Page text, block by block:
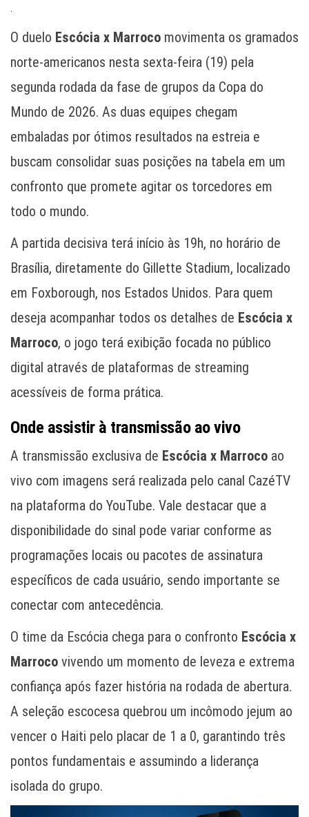
.
O duelo Escócia x Marroco movimenta os gramados
norte-americanos nesta sexta-feira (19) pela
segunda rodada da fase de grupos da Copa do
Mundo de 2026. As duas equipes chegam
embaladas por ótimos resultados na estreia e
buscam consolidar suas posições na tabela em um
confronto que promete agitar os torcedores em
todo o mundo.
A partida decisiva terá início às 19h, no horário de
Brasília, diretamente do Gillette Stadium, localizado
em Foxborough, nos Estados Unidos. Para quem
deseja acompanhar todos os detalhes de Escócia x
Marroco, o jogo terá exibição focada no público
digital através de plataformas de streaming
acessíveis de forma prática.
Onde assistir à transmissão ao vivo
A transmissão exclusiva de Escócia x Marroco ao
vivo com imagens será realizada pelo canal CazéTV
na plataforma do YouTube. Vale destacar que a
disponibilidade do sinal pode variar conforme as
programações locais ou pacotes de assinatura
específicos de cada usuário, sendo importante se
conectar com antecedência.
O time da Escócia chega para o confronto Escócia x
Marroco vivendo um momento de leveza e extrema
confiança após fazer história na rodada de abertura.
A seleção escocesa quebrou um incômodo jejum ao
vencer o Haiti pelo placar de 1 a 0, garantindo três
pontos fundamentais e assumindo a liderança
isolada do grupo.